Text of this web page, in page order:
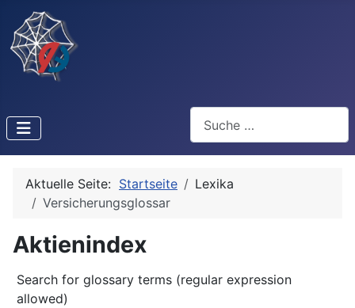
Aktuelle Seite: Startseite
Lexika
Versicherungsglossar
Aktienindex
Search for glossary terms (regular expression
allowed)